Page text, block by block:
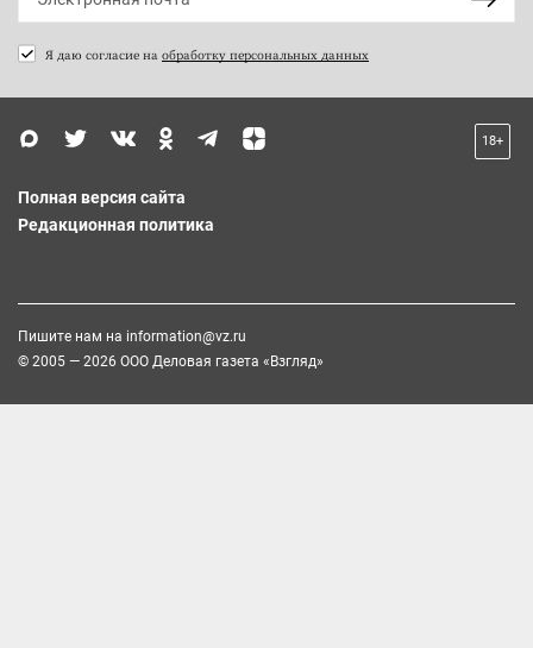
Я даю согласие на обработку персональных данных
18+
Полная версия сайта
Редакционная политика
Пишите нам на information@vz.ru
© 2005 — 2026 ООО Деловая газета «Взгляд»